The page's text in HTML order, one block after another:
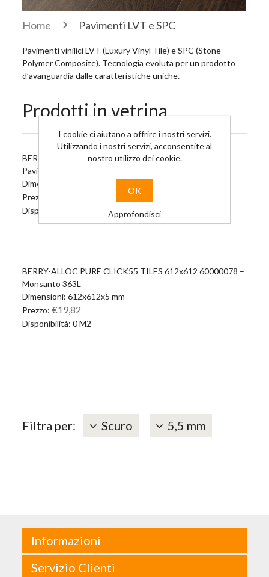
Home Pavimenti LVT e SPC
Pavimenti vinilici LVT (Luxury Vinyl Tile) e SPC (Stone
Polymer Composite). Tecnologia evoluta per un prodotto
d’avanguardia dalle caratteristiche uniche.
Prodotti in vetrina
BERRYALLOC PURE CLICK55 - TOULON 999D
Pavimento vinilico con aggancio a secco
Dimensioni: 1326x204x5 mm
Prezzo:
Disponibilità: 0 M2
BERRY-ALLOC PURE CLICK55 TILES 612x612 60000078 –
Monsanto 363L
Dimensioni: 612x612x5 mm
Prezzo:€19,82
Disponibilità: 0 M2
Filtra per: Scuro 5,5 mm
Informazioni
Servizio Clienti
I cookie ci aiutano a offrire i nostri servizi.
Utilizzando i nostri servizi, acconsentite al
nostro utilizzo dei cookie.
OK
Approfondisci